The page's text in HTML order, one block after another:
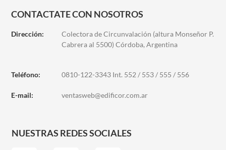
CONTACTATE CON NOSOTROS
Dirección:
Colectora de Circunvalación (altura Monseñor P.
Cabrera al 5500) Córdoba, Argentina
Teléfono: 0810-122-3343 Int. 552 / 553 / 555 / 556
E-mail: ventasweb@edificor.com.ar
NUESTRAS REDES SOCIALES